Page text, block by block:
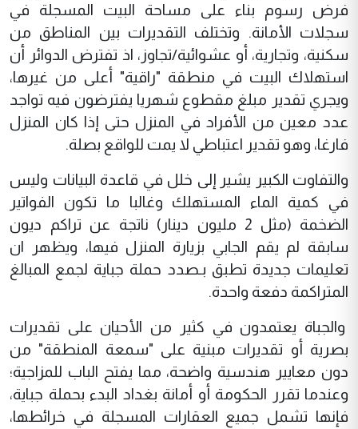
فرض رسوم بناء على مساحة البيت المسجلة في
سجلات الأمانة. وتختلف التقديرات بين المناطق من
سكنية، وتجارية، أو عشوائية/تجاوز، اذ تفترض الدوائر أن
استهلاك البيت في منطقة "راقية" أعلى من غيرها،
ويجري تقدير مبلغ مقطوع شهريا يفترضون فيه تواجد
عدد معين من الأفراد في المنزل حتى إذا كان المنزل
فارغا، وهو تقدير اعتباطي لا يمت للواقع بصلة.
والتفاوت الكبير يشير إلى خلل في قاعدة البيانات وليس
في كمية الماء المستهلك وغالبا ما تكون الفواتير
الضخمة (مثل 2 مليون دينار) ناتجة عن تراكم ديون
سابقة لم يقم الجابي بزيارة المنزل فيها، ويظهر ان
تعليمات جديدة تطبق بـصدد حملة جباية لجمع المبالغ
المتراكمة دفعة واحدة.
والجباة يعتمدون في كثير من الأحيان على تقديرات
بصرية أو تقديرات مبنية على "سمعة المنطقة" من
دون معايير هندسية واضحة، مما يفتح الباب للمزاجية؛
وعندما تقرر الحكومة أو أمانة بغداد البدء بحملة جباية،
فإنها تشمل جميع العقارات المسجلة في خرائطها،